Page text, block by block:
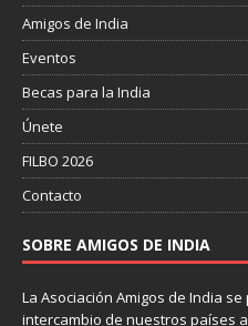
Amigos de India
Eventos
Becas para la India
Únete
FILBO 2026
Contacto
SOBRE AMIGOS DE INDIA
La Asociación Amigos de India
intercambio de nuestros países